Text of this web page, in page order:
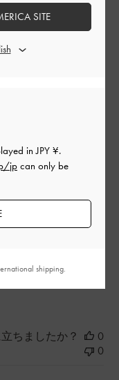
:
ピンク系
2024-05-07
ちましたか？
0
0
inJPY ¥.
jpcan only be
SITE
shipping.